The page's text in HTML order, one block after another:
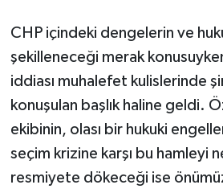
CHP içindeki dengelerin ve
şekilleneceği merak
iddiası muhalefet kulislerinde
konuşulan başlık haline geldi.
ekibinin, olası bir hukuki
seçim krizine karşı bu hamleyi
resmiyete dökeceği ise